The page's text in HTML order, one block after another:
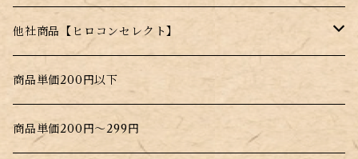
水戻し不要！料理にそのまま入れるだけ！
他社商品【ヒロコンセレクト】
北海道根こんぶだし
大間生まれのこんぶだし
商品単価200円以下
商品単価200円～299円